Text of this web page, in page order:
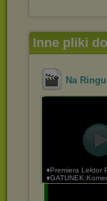
Inne pliki
Na
♦Premiera Lektor